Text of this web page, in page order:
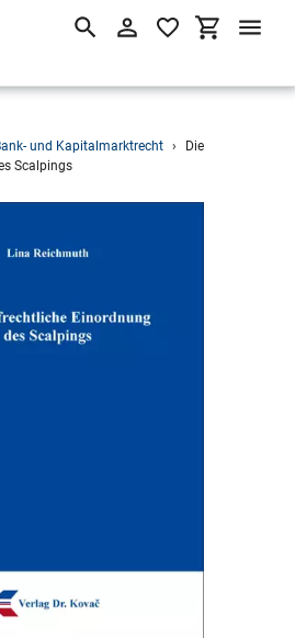
SuchenEinloggen
und Kapitalmarktrecht ›
Die
Scalpings